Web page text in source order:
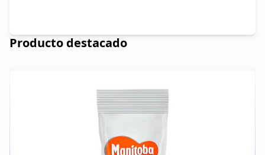
Producto destacado